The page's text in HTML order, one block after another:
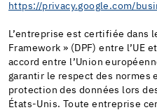
https://privacy.google.com/
L’entreprise est certifiée dans
Framework » (DPF) entre l’UE
accord entre l’Union
garantir le respect des normes
protection des données lors
États-Unis. Toute entreprise